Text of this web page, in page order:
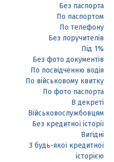
Без паспорта
По паспортом
По телефону
Без поручителів
Під 1%
Без фото документів
По посвідченню водія
По військовому квитку
По фото паспорта
В декреті
Військовослужбовцям
Без кредитної історії
Вигідні
З будь-якої кредитної
історією